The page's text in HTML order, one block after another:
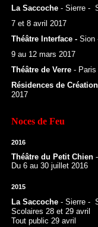
La Saccoche - Sierre -
7 et 8 avril 2017
Théâtre Interface - Sion
9 au 12 mars 2017
Théâtre de Verre - Paris
Résidences de Création
2017
Noces de Feu
2016
Théâtre du Petit Chien
Du 6 au 30 juillet 2016
2015
La Saccoche - Sierre -
Scolaires 28 et 29 avril
Tout public 29 avril